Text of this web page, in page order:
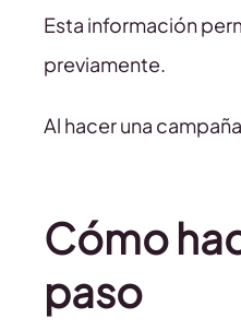
Esta información
previamente.
Al hacer una
Cómo
paso